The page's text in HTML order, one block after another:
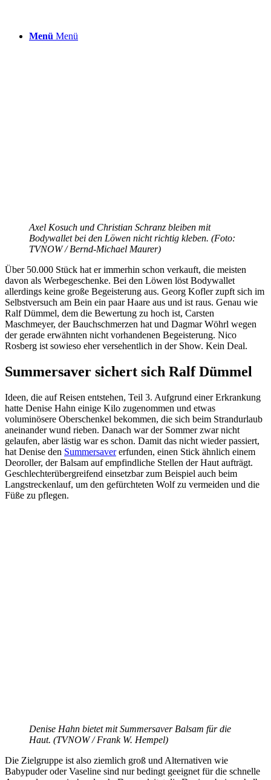
Menü Menü
Axel Kosuch und Christian Schranz bleiben mit
Bodywallet bei den Löwen nicht richtig kleben. (Foto:
TVNOW / Bernd-Michael Maurer)
Über 50.000 Stück hat er immerhin schon verkauft, die meisten
davon als Werbegeschenke. Bei den Löwen löst Bodywallet
allerdings keine große Begeisterung aus. Georg Kofler zupft sich im
Selbstversuch am Bein ein paar Haare aus und ist raus. Genau wie
Ralf Dümmel, dem die Bewertung zu hoch ist, Carsten
Maschmeyer, der Bauchschmerzen hat und Dagmar Wöhrl wegen
der gerade erwähnten nicht vorhandenen Begeisterung. Nico
Rosberg ist sowieso eher versehentlich in der Show. Kein Deal.
Summersaver sichert sich Ralf Dümmel
Ideen, die auf Reisen entstehen, Teil 3. Aufgrund einer Erkrankung
hatte Denise Hahn einige Kilo zugenommen und etwas
voluminösere Oberschenkel bekommen, die sich beim Strandurlaub
aneinander wund rieben. Danach war der Sommer zwar nicht
gelaufen, aber lästig war es schon. Damit das nicht wieder passiert,
hat Denise den Summersavererfunden, einen Stick ähnlich einem
Deoroller, der Balsam auf empfindliche Stellen der Haut aufträgt.
Geschlechterübergreifend einsetzbar zum Beispiel auch beim
Langstreckenlauf, um den gefürchteten Wolf zu vermeiden und die
Füße zu pflegen.
Denise Hahn bietet mit Summersaver Balsam für die
Haut. (TVNOW / Frank W. Hempel)
Die Zielgruppe ist also ziemlich groß und Alternativen wie
Babypuder oder Vaseline sind nur bedingt geeignet für die schnelle